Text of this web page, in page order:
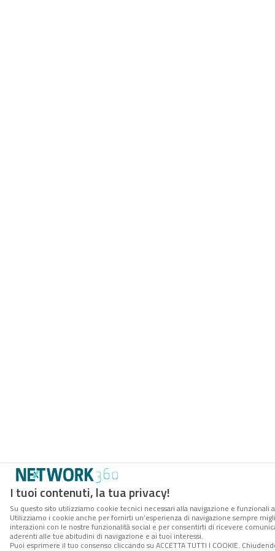
I tuoi contenuti, la tua privacy!
Su questo sito utilizziamo cookie tecnici necessari alla navigazione e funzionali
Utilizziamo i cookie anche per fornirti un’esperienza di navigazione sempre
interazioni con le nostre funzionalità social e per consentirti di ricevere
aderenti alle tue abitudini di navigazione e ai tuoi interessi.
Puoi esprimere il tuo consenso cliccando su ACCETTA TUTTI I COOKIE.